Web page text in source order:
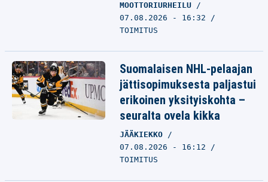
MOOTTORIURHEILU
07.08.2026 - 16:32
TOIMITUS
Suomalaisen NHL-pelaajan
jättisopimuksesta paljastui
erikoinen yksityiskohta –
seuralta ovela kikka
JÄÄKIEKKO
07.08.2026 - 16:12
TOIMITUS